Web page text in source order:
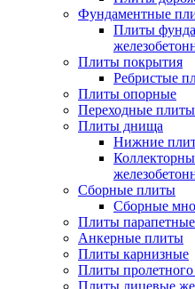
Фундаментные
Плиты
Плиты покрытия
Ребристые
Плиты опорные
Переходные плиты
Плиты днища
Нижние
Сборные плиты
Сборные
Плиты
Анкерные плиты
Плиты карнизные
Плиты пролетного
Плиты лицевые